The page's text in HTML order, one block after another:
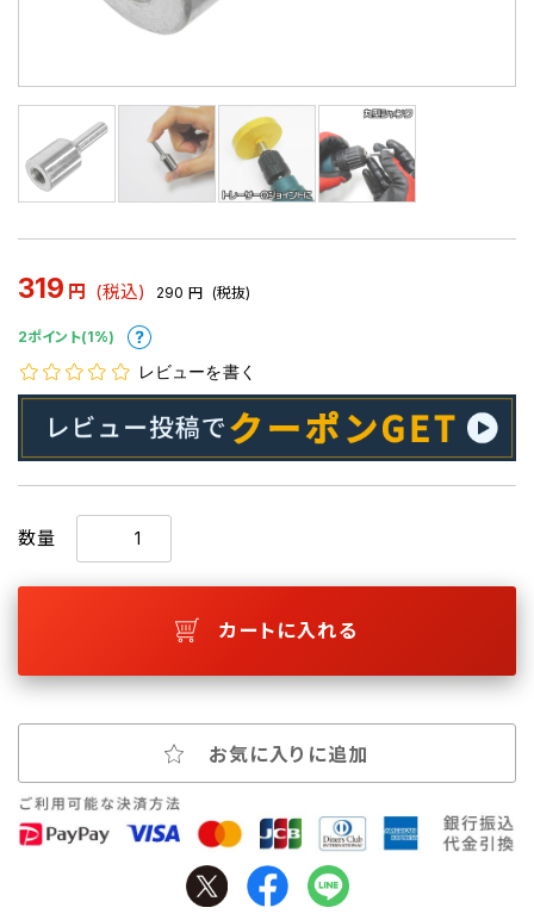
319 円 (税込) 290 円 (税抜)
2ポイント(1%)
レビューを書く
数量
カートに入れる
お気に入りに追加